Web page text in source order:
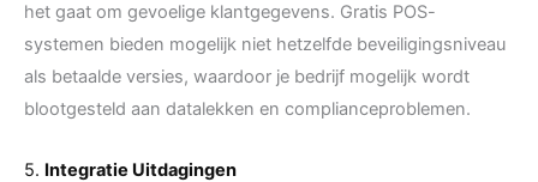
het gaat om gevoelige klantgegevens. Gratis POS-
systemen bieden mogelijk niet hetzelfde beveiligingsniveau
als betaalde versies, waardoor je bedrijf mogelijk wordt
blootgesteld aan datalekken en complianceproblemen.
5. Integratie Uitdagingen